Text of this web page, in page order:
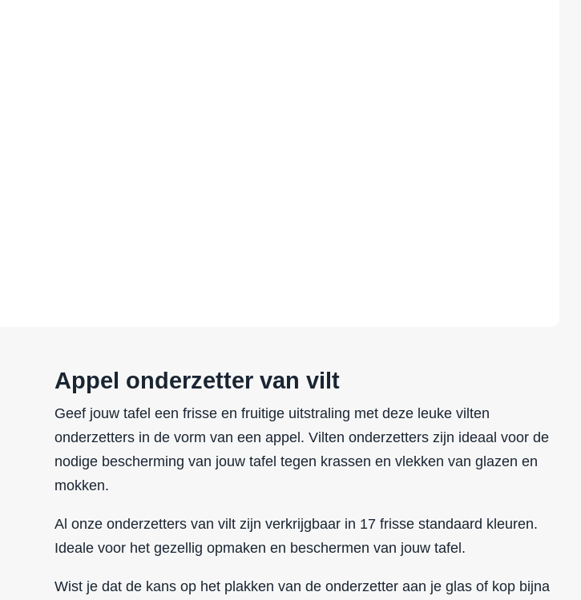
Appel onderzetter van vilt
Geef jouw tafel een frisse en fruitige uitstraling met deze leuke vilten
onderzetters in de vorm van een appel. Vilten onderzetters zijn ideaal voor de
nodige bescherming van jouw tafel tegen krassen en vlekken van glazen en
mokken.
Al onze onderzetters van vilt zijn verkrijgbaar in 17 frisse standaard kleuren.
Ideale voor het gezellig opmaken en beschermen van jouw tafel.
Wist je dat de kans op het plakken van de onderzetter aan je glas of kop bijna